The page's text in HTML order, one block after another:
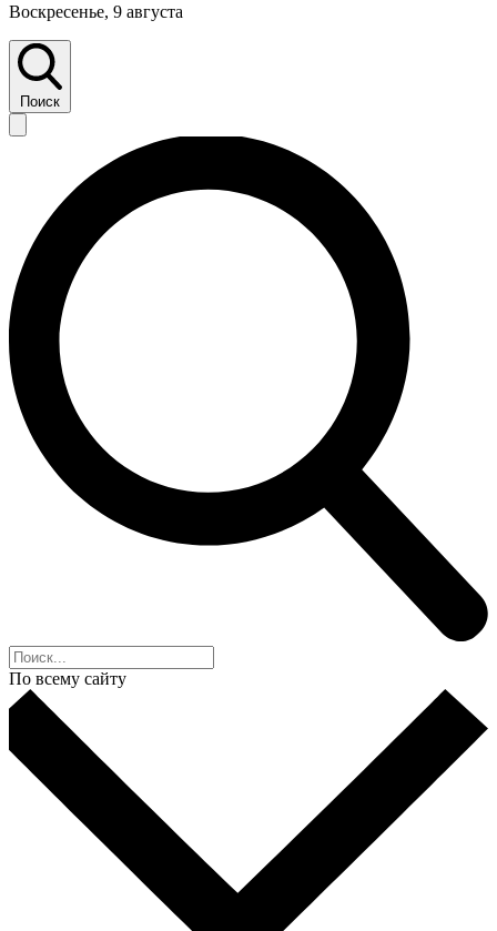
Воскресенье, 9 августа
Поиск
По всему сайту